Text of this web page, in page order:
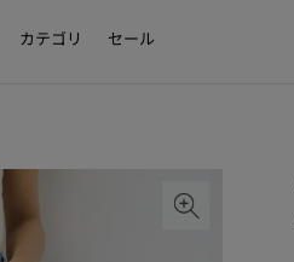
カテゴリ セール